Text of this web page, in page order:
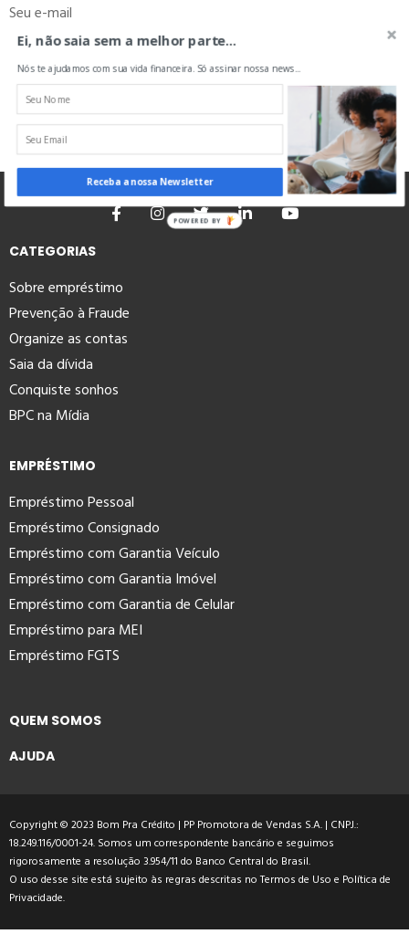
Seu e-mail
CATEGORIAS
Sobre empréstimo
Prevenção à Fraude
Organize as contas
Saia da dívida
Conquiste sonhos
BPC na Mídia
EMPRÉSTIMO
Empréstimo Pessoal
Empréstimo Consignado
Empréstimo com Garantia Veículo
Empréstimo com Garantia Imóvel
Empréstimo com Garantia de Celular
Empréstimo para MEI
Empréstimo FGTS
QUEM SOMOS
AJUDA
Copyright © 2023 Bom Pra Crédito | PP Promotora de Vendas S.A. | CNPJ.:
18.249.116/0001-24. Somos um correspondente bancário e seguimos
rigorosamente a resolução 3.954/11 do Banco Central do Brasil.
O uso desse site está sujeito às regras descritas noTermos de Uso e Política de
Privacidade.
Ei, não saia sem a melhor parte...
Nós te ajudamos com sua vida financeira. Só assinar nossa news...
Receba a nossa Newsletter
POWERED BY